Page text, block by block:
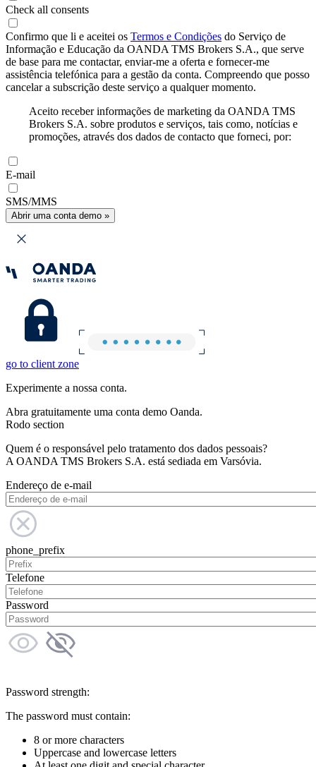
Check all consents
Confirmo que li e aceitei os Termos e Condições do Serviço de
Informação e Educação da OANDA TMS Brokers S.A., que serve
de base para me contactar, enviar-me a oferta e fornecer-me
assistência telefónica para a gestão da conta. Compreendo que posso
cancelar a subscrição deste serviço a qualquer momento.
Aceito receber informações de marketing da OANDA TMS
Brokers S.A. sobre produtos e serviços, tais como, notícias e
promoções, através dos dados de contacto que forneci, por:
E-mail
SMS/MMS
Abrir uma conta demo »
go to client zone
Experimente a nossa conta.
Abra gratuitamente uma conta demo Oanda.
Rodo section
Quem é o responsável pelo tratamento dos dados pessoais?
A OANDA TMS Brokers S.A. está sediada em Varsóvia.
Endereço de e-mail
phone_prefix
Telefone
Password
Password strength:
The password must contain:
8 or more characters
Uppercase and lowercase letters